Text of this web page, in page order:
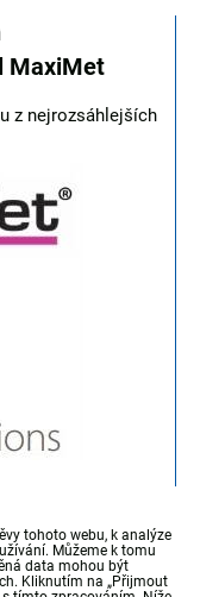
MaxiMet
z nejrozsáhlejších
tohoto webu, k analýze
Můžeme k tomu
data mohou být
Kliknutím na „Přijmout